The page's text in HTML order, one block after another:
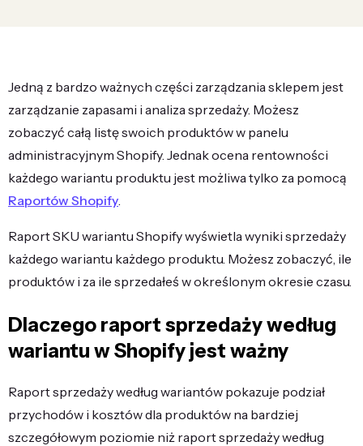
Jedną z bardzo ważnych części zarządzania sklepem jest
zarządzanie zapasami i analiza sprzedaży. Możesz
zobaczyć całą listę swoich produktów w panelu
administracyjnym Shopify. Jednak ocena rentowności
każdego wariantu produktu jest możliwa tylko za pomocą
Raportów Shopify.
Raport SKU wariantu Shopify wyświetla wyniki sprzedaży
każdego wariantu każdego produktu. Możesz zobaczyć, ile
produktów i za ile sprzedałeś w określonym okresie czasu.
Dlaczego raport sprzedaży według
wariantu w Shopify jest ważny
Raport sprzedaży według wariantów pokazuje podział
przychodów i kosztów dla produktów na bardziej
szczegółowym poziomie niż raport sprzedaży według